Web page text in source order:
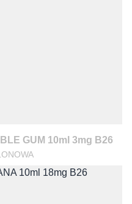
GUM 10ml 3mg B26